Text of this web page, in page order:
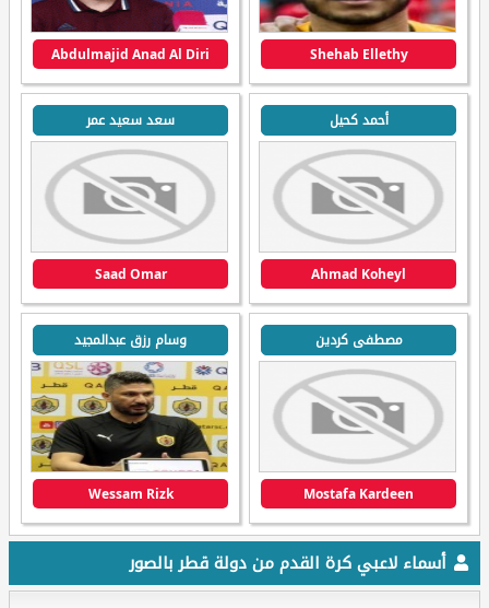
Shehab Ellethy
Abdulmajid Anad Al Diri
أحمد كحيل
Ahmad Koheyl
سعد سعيد عمر
Saad Omar
مصطفى كردين
Mostafa Kardeen
وسام رزق عبدالمجيد
Wessam Rizk
أسماء لاعبي كرة القدم من دولة قطر بالصور